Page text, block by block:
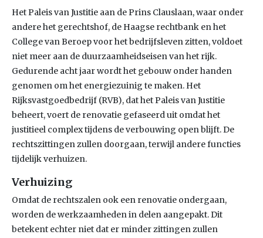
Het Paleis van Justitie aan de Prins Clauslaan, waar onder
andere het gerechtshof, de Haagse rechtbank en het
College van Beroep voor het bedrijfsleven zitten, voldoet
niet meer aan de duurzaamheidseisen van het rijk.
Gedurende acht jaar wordt het gebouw onder handen
genomen om het energiezuinig te maken. Het
Rijksvastgoedbedrijf (RVB), dat het Paleis van Justitie
beheert, voert de renovatie gefaseerd uit omdat het
justitieel complex tijdens de verbouwing open blijft. De
rechtszittingen zullen doorgaan, terwijl andere functies
tijdelijk verhuizen.
Verhuizing
Omdat de rechtszalen ook een renovatie ondergaan,
worden de werkzaamheden in delen aangepakt. Dit
betekent echter niet dat er minder zittingen zullen